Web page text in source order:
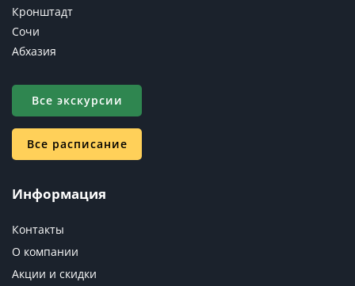
Кронштадт
Сочи
Абхазия
Все экскурсии
Все расписание
Информация
Контакты
О компании
Акции и скидки